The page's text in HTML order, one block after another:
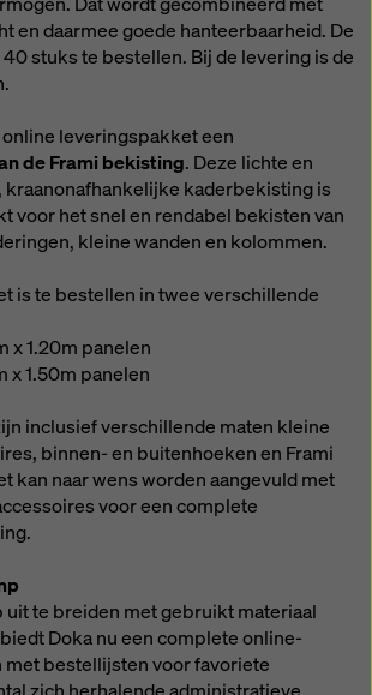
en daarmee goede hanteerbaarheid. De
stuks te bestellen. Bij de levering is de
leveringspakket een
de Frami bekisting. Deze lichte en
kaderbekisting is
voor het snel en rendabel bekisten van
kleine wanden en kolommen.
is te bestellen in twee verschillende
x 1.20m panelen
x 1.50m panelen
inclusief verschillende maten kleine
binnen- en buitenhoeken en Frami
kan naar wens worden aangevuld met
voor een complete
uit te breiden met gebruikt materiaal
Doka nu een complete online-
met bestellijsten voor favoriete